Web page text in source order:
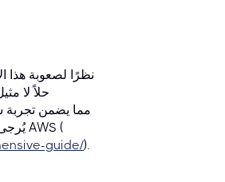
نظرًا لصعوبة هذا
مضمونًا. للحصول على مزيد من المعلومات حول شهادات AWS، يُرجى الاطلاع على دليلنا الشامل لشهادات AWS (
guide/).